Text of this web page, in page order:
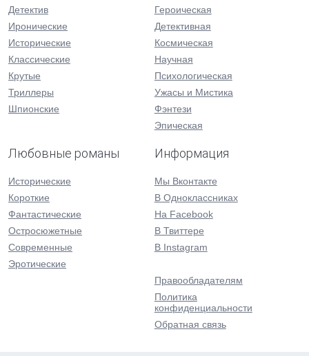
Детектив
Иронические
Исторические
Классические
Крутые
Триллеры
Шпионские
Героическая
Детективная
Космическая
Научная
Психологическая
Ужасы и Мистика
Фэнтези
Эпическая
Любовные романы
Исторические
Короткие
Фантастические
Остросюжетные
Современные
Эротические
Информация
Мы Вконтакте
В Одноклассниках
На Facebook
В Твиттере
В Instagram
Правообладателям
Политика
конфиденциальности
Обратная связь